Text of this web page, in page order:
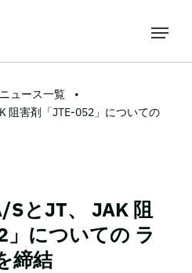
ニュース一覧
阻害剤「JTE-052」についての
SとJT、 JAK 阻
についての ラ
締結